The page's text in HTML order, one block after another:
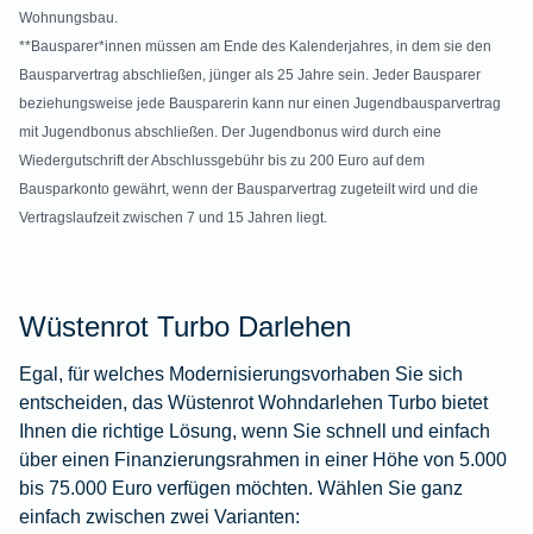
Wohnungsbau.
**Bausparer*innen müssen am Ende des Kalenderjahres, in dem sie den
Bausparvertrag abschließen, jünger als 25 Jahre sein. Jeder Bausparer
beziehungsweise jede Bausparerin kann nur einen Jugendbausparvertrag
mit Jugendbonus abschließen. Der Jugendbonus wird durch eine
Wiedergutschrift der Abschlussgebühr bis zu 200 Euro auf dem
Bausparkonto gewährt, wenn der Bausparvertrag zugeteilt wird und die
Vertragslaufzeit zwischen 7 und 15 Jahren liegt.
Wüstenrot Turbo Darlehen
Egal, für welches Modernisierungsvorhaben Sie sich
entscheiden, das Wüstenrot Wohndarlehen Turbo bietet
Ihnen die richtige Lösung, wenn Sie schnell und einfach
über einen Finanzierungsrahmen in einer Höhe von 5.000
bis 75.000 Euro verfügen möchten. Wählen Sie ganz
einfach zwischen zwei Varianten: